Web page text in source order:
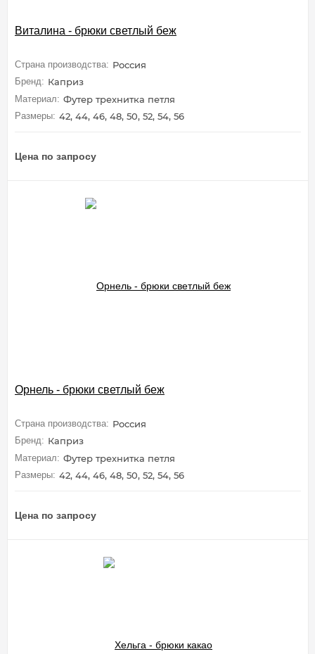
Виталина - брюки светлый беж
Страна производства: Россия
Бренд: Каприз
Материал: Футер трехнитка петля
Размеры: 42, 44, 46, 48, 50, 52, 54, 56
Цена по запросу
Орнель - брюки светлый беж
Страна производства: Россия
Бренд: Каприз
Материал: Футер трехнитка петля
Размеры: 42, 44, 46, 48, 50, 52, 54, 56
Цена по запросу